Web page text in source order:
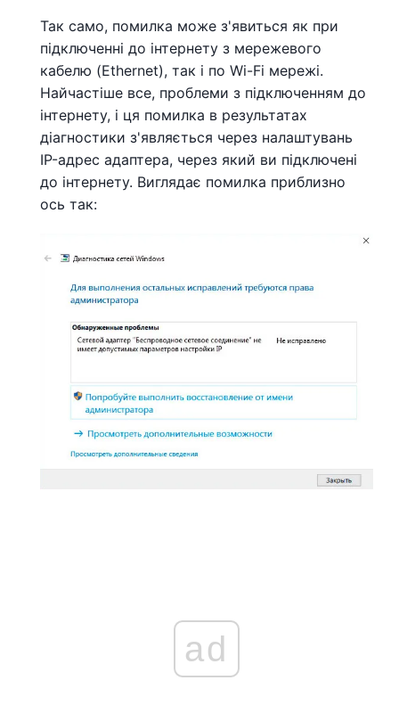
Так само, помилка може з'явиться як при
підключенні до інтернету з мережевого
кабелю (Ethernet), так і по Wi-Fi мережі.
Найчастіше все, проблеми з підключенням до
інтернету, і ця помилка в результатах
діагностики з'являється через налаштувань
IP-адрес адаптера, через який ви підключені
до інтернету. Виглядає помилка приблизно
ось так:
ad